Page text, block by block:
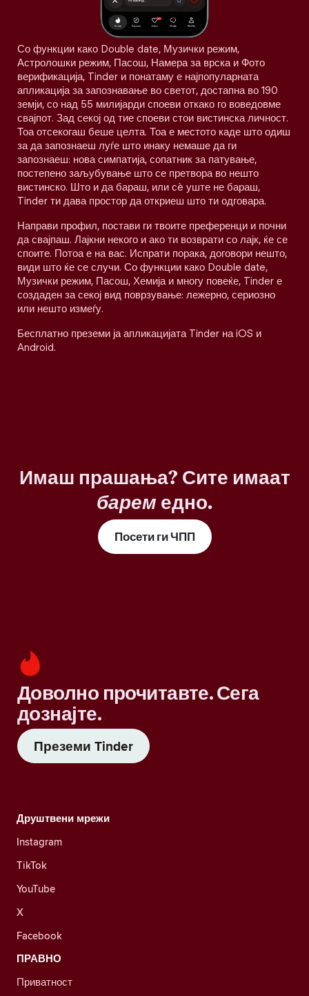
Со функции како Double date, Музички режим,
Астролошки режим, Пасош, Намера за врска и Фото
верификација, Tinder и понатаму е најпопуларната
апликација за запознавање во светот, достапна во 190
земји, со над 55 милијарди споеви откако го воведовме
свајпот. Зад секој од тие споеви стои вистинска личност.
Тоа отсекогаш беше целта. Тоа е местото каде што одиш
за да запознаеш луѓе што инаку немаше да ги
запознаеш: нова симпатија, сопатник за патување,
постепено заљубување што се претвора во нешто
вистинско. Што и да бараш, или сè уште не бараш,
Tinder ти дава простор да откриеш што ти одговара.
Направи профил, постави ги твоите преференци и почни
да свајпаш. Лајкни некого и ако ти возврати со лајк, ќе се
споите. Потоа е на вас. Испрати порака, договори нешто,
види што ќе се случи. Со функции како Double date,
Музички режим, Пасош, Хемија и многу повеќе, Tinder е
создаден за секој вид поврзување: лежерно, сериозно
или нешто измеѓу.
Бесплатно преземи ја апликацијата Tinder на iOS и
Android.
Имаш прашања? Сите имаат
барем едно.
Посети ги ЧПП
Доволно прочитавте. Сега
дознајте.
Преземи Tinder
Друштвени мрежи
Instagram
TikTok
YouTube
X
Facebook
ПРАВНО
Приватност